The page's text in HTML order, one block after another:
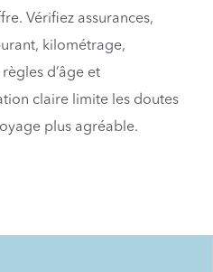
Vérifiez assurances,
kilométrage,
d’âge et
claire limite les doutes
plus agréable.